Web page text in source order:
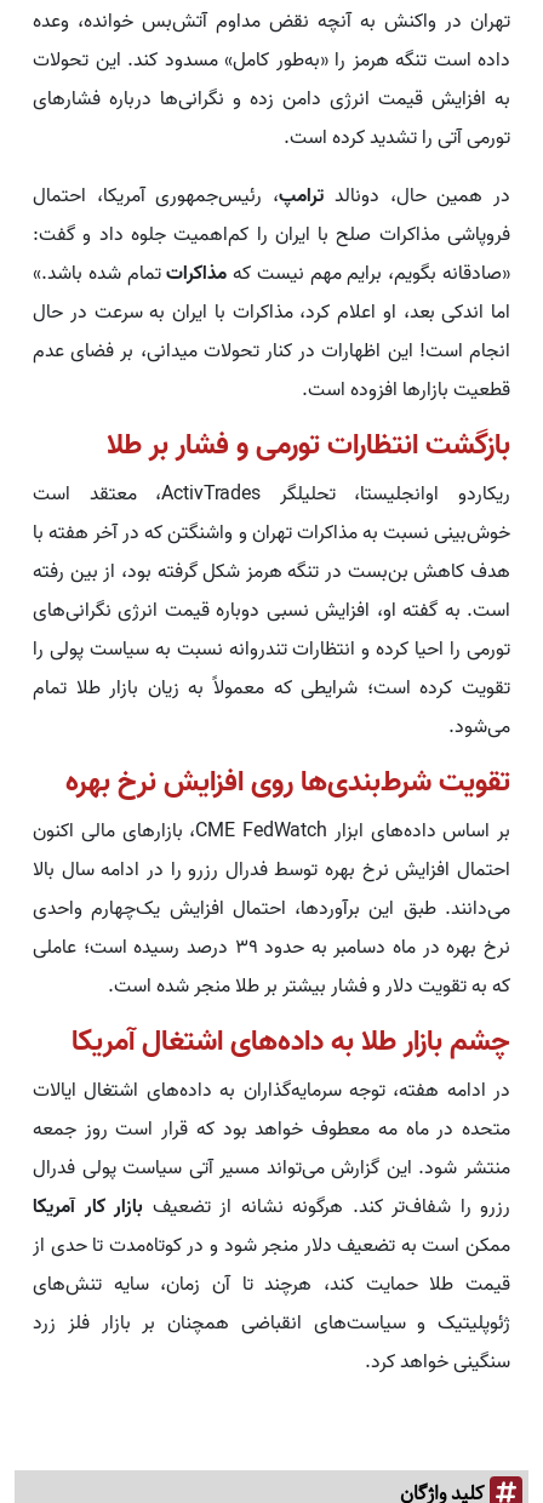
تهران در واکنش به آنچه نقض مداوم آتش‌بس خوانده، وعده
داده است تنگه هرمز را «به‌طور کامل» مسدود کند. این تحولات
به افزایش قیمت انرژی دامن زده و نگرانی‌ها درباره فشارهای
تورمی آتی را تشدید کرده است.
در همین حال، دونالد ترامپ، رئیس‌جمهوری آمریکا، احتمال
فروپاشی مذاکرات صلح با ایران را کم‌اهمیت جلوه داد و گفت:
«صادقانه بگویم، برایم مهم نیست کهمذاکراتتمام شده باشد.»
اما اندکی بعد، او اعلام کرد، مذاکرات با ایران به سرعت در حال
انجام است! این اظهارات در کنار تحولات میدانی، بر فضای عدم
قطعیت بازارها افزوده است.
بازگشت انتظارات تورمی و فشار بر طلا
ریکاردو اوانجلیستا، تحلیلگر ActivTrades، معتقد است
خوش‌بینی نسبت به مذاکرات تهران و واشنگتن که در آخر هفته با
هدف کاهش بن‌بست در تنگه هرمز شکل گرفته بود، از بین رفته
است. به گفته او، افزایش نسبی دوباره قیمت انرژی نگرانی‌های
تورمی را احیا کرده و انتظارات تندروانه نسبت به سیاست پولی را
تقویت کرده است؛ شرایطی که معمولاً به زیان بازار طلا تمام
می‌شود.
تقویت شرط‌بندی‌ها روی افزایش نرخ بهره
بر اساس داده‌های ابزار CME FedWatch، بازارهای مالی اکنون
احتمال افزایش نرخ بهره توسط فدرال رزرو را در ادامه سال بالا
می‌دانند. طبق این برآوردها، احتمال افزایش یک‌چهارم واحدی
نرخ بهره در ماه دسامبر به حدود ۳۹ درصد رسیده است؛ عاملی
که به تقویت دلار و فشار بیشتر بر طلا منجر شده است.
چشم بازار طلا به داده‌های اشتغال آمریکا
در ادامه هفته، توجه سرمایه‌گذاران به داده‌های اشتغال ایالات
متحده در ماه مه معطوف خواهد بود که قرار است روز جمعه
منتشر شود. این گزارش می‌تواند مسیر آتی سیاست پولی فدرال
رزرو را شفاف‌تر کند. هرگونه نشانه از تضعیف بازار کار آمریکا
ممکن است به تضعیف دلار منجر شود و در کوتاه‌مدت تا حدی از
قیمت طلا حمایت کند، هرچند تا آن زمان، سایه تنش‌های
ژئوپلیتیک و سیاست‌های انقباضی همچنان بر بازار فلز زرد
سنگینی خواهد کرد.
کلید واژگان